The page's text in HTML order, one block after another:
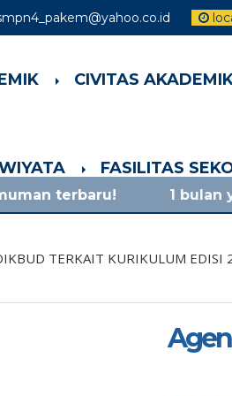
CIVITAS
FASILITAS
1 bulan yang lalu/
TERKAIT KURIKULUM EDISI